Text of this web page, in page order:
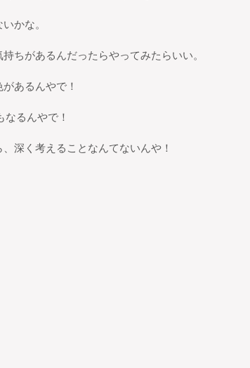
かな。
ちがあるんだったらやってみたらいい。
あるんやで！
るんやで！
深く考えることなんてないんや！